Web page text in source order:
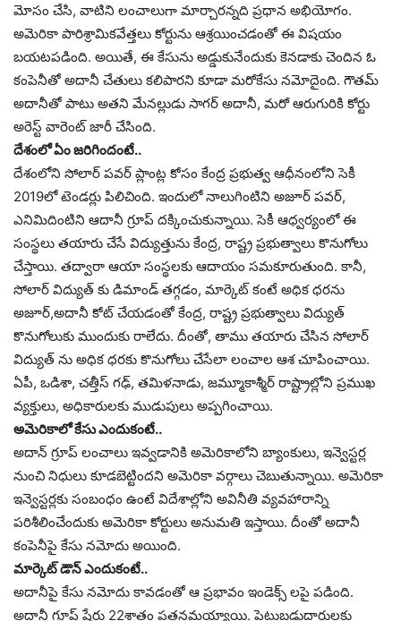
మోసం చేసి, వాటిని లంచాలుగా మార్చారన్నది ప్రధాన అభియోగం.
అమెరికా పారిశ్రామికవేత్తలు కోర్టును ఆశ్రయించడంతో ఈ విషయం
బయటపడింది. అయితే, ఈ కేసును అడ్డుకునేందుకు కెనడాకు చెందిన ఓ
కంపెనీతో అదానీ చేతులు కలిపారని కూడా మరోకేసు నమోదైంది. గౌతమ్
అదానీతో పాటు అతని మేనల్లుడు సాగర్ అదానీ, మరో ఆరుగురికి కోర్టు
అరెస్ట్ వారెంట్ జారీ చేసింది.
దేశంలో ఏం జరిగిందంటే..
దేశంలోని సోలార్ పవర్ ప్లాంట్ల కోసం కేంద్ర ప్రభుత్వ ఆధీనంలోని సెకీ
2019లో టెండర్లు పిలిచింది. ఇందులో నాలుగింటిని అజూర్ పవర్,
ఎనిమిదింటిని ఆదానీ గ్రూప్ దక్కించుకున్నాయి. సెకీ ఆధ్వర్యంలో ఈ
సంస్థలు తయారు చేసే విద్యుత్తును కేంద్ర, రాష్ట్ర ప్రభుత్వాలు కొనుగోలు
చేస్తాయి. తద్వారా ఆయా సంస్థలకు ఆదాయం సమకూరుతుంది. కానీ,
సోలార్ విద్యుత్ కు డిమాండ్ తగ్గడం, మార్కెట్ కంటే అధిక ధరను
అజూర్,అదానీ కోట్ చేయడంతో కేంద్ర, రాష్ట్ర ప్రభుత్వాలు విద్యుత్
కొనుగోలుకు ముందుకు రాలేదు. దీంతో, తాము తయారు చేసిన సోలార్
విద్యుత్ ను అధిక ధరకు కొనుగోలు చేసేలా లంచాల ఆశ చూపించాయి.
ఏపీ, ఒడిశా, చత్తీస్ గఢ్, తమిళనాడు, జమ్మూకాశ్మీర్ రాష్ట్రాల్లోని ప్రముఖ
వ్యక్తులు, అధికారులకు ముడుపులు అప్పగించాయి.
అమెరికాలో కేసు ఎందుకంటే..
అదాన్ గ్రూప్ లంచాలు ఇవ్వడానికి అమెరికాలోని బ్యాంకులు, ఇన్వెస్టర్ల
నుంచి నిధులు కూడబెట్టిందని అమెరికా వర్గాలు చెబుతున్నాయి. అమెరికా
ఇన్వెస్టర్లకు సంబంధం ఉంటే విదేశాల్లోని అవినీతి వ్యవహారాన్ని
పరిశీలించేందుకు అమెరికా కోర్టులు అనుమతి ఇస్తాయి. దీంతో అదానీ
కంపెనీపై కేసు నమోదు అయింది.
మార్కెట్ డౌన్ ఎందుకంటే..
అదానీపై కేసు నమోదు కావడంతో ఆ ప్రభావం ఇండెక్స్ లపై పడింది.
అదానీ గ్రూప్ షేర్లు 22శాతం పతనమయ్యాయి. పెట్టుబడుదారులకు